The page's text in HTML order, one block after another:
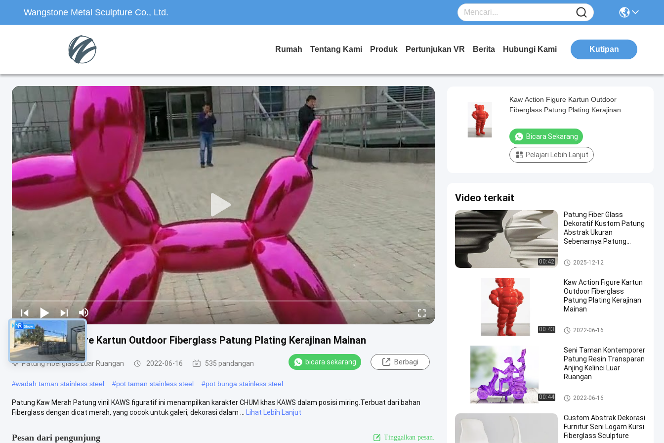
Wangstone Metal Sculpture Co., Ltd.
Rumah Tentang Kami Produk Pertunjukan VR Berita Hubungi Kami Kutipan
Kaw Action Figure Kartun Outdoor Fiberglass Patung Plating Kerajinan Mainan
Patung Fiberglass Luar Ruangan 2022-06-16 535 pandangan bicara sekarang Berbagi
#wadah taman stainless steel #pot taman stainless steel #pot bunga stainless steel
Patung Kaw Merah Patung vinil KAWS figuratif ini menampilkan karakter CHUM khas KAWS dalam posisi miring.Terbuat dari bahan
Fiberglass dengan dicat merah, yang cocok untuk galeri, dekorasi dalam ...
Lihat Lebih Lanjut
Pesan dari pengunjung Tinggalkan pesan.
Kaw Action Figure Kartun Outdoor
Fiberglass Patung Plating Kerajinan
Bicara Sekarang
Pelajari Lebih Lanjut
Video terkait
00:42
Patung Fiber Glass
Dekoratif Kustom Patung
Abstrak Ukuran
Sebenarnya Patung
Patung Fiberglass Luar Ruang
an
2025-12-12
00:43
Kaw Action Figure Kartun
Outdoor Fiberglass
Patung Plating Kerajinan
Mainan
Patung Fiberglass Luar Ruang
an
2022-06-16
00:44
Seni Taman Kontemporer
Patung Resin Transparan
Anjing Kelinci Luar
Ruangan
Patung Fiberglass Luar Ruang
an
2022-06-16
Custom Abstrak Dekorasi
Furnitur Seni Logam Kursi
Fiberglass Sculpture